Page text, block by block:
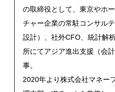
の取締役として、東京やホ
チャー企業の常駐コンサル
設計）、社外CFO、統計解
所にてアジア進出支援（会
事。
2020年より株式会社マネー